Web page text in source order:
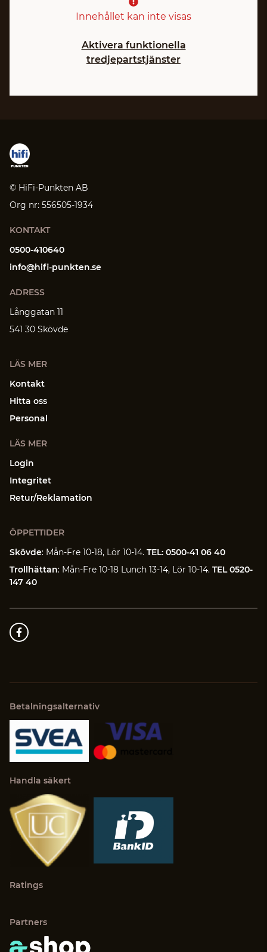
Innehållet kan inte visas
Aktivera funktionella
tredjepartstjänster
© HiFi-Punkten AB
Org nr: 556505-1934
KONTAKT
0500-410640
info@hifi-punkten.se
ADRESS
Långgatan 11
541 30 Skövde
LÄS MER
Kontakt
Hitta oss
Personal
LÄS MER
Login
Integritet
Retur/Reklamation
ÖPPETTIDER
Skövde: Mån-Fre 10-18, Lör 10-14. TEL: 0500-41 06 40
Trollhättan: Mån-Fre 10-18 Lunch 13-14, Lör 10-14. TEL 0520-
147 40
Betalningsalternativ
Handla säkert
Ratings
Partners